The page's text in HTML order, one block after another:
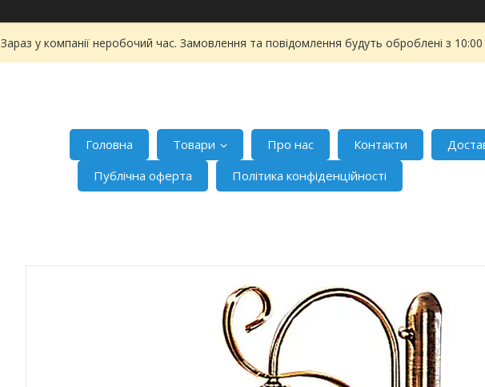
Зараз у компанії неробочий час. Замовлення та повідомлення будуть оброблені з
Головна Товари Про нас Контакти
Публічна оферта
Політика конфіденційності